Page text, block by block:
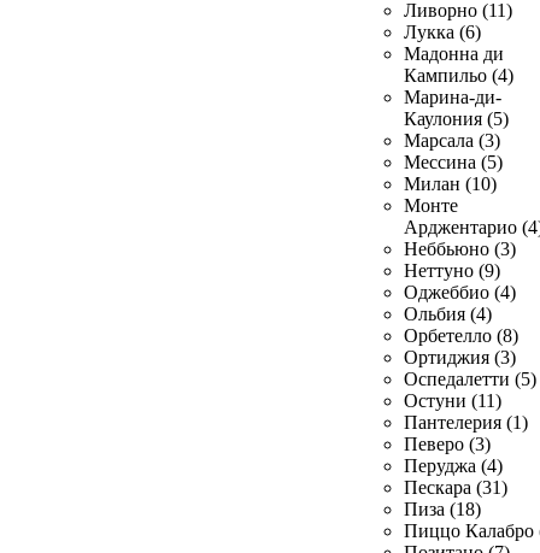
Ливорно (11)
Лукка (6)
Мадонна ди
Кампильо (4)
Марина-ди-
Каулония (5)
Марсала (3)
Мессина (5)
Милан (10)
Монте
Арджентарио
Неббьюно (3)
Неттуно (9)
Оджеббио (4)
Ольбия (4)
Орбетелло (8)
Ортиджия (3)
Оспедалетти (5)
Остуни (11)
Пантелерия (1)
Певеро (3)
Перуджа (4)
Пескара (31)
Пиза (18)
Пиццо Калабро